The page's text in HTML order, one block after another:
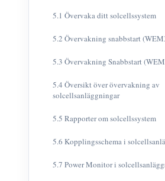
5.1 Övervaka ditt solcellssystem
5.2 Övervakning snabbstart
5.3 Övervakning Snabbstart
5.4 Översikt över övervakning av
solcellsanläggningar
5.5 Rapporter om solcellssystem
5.6 Kopplingsschema i
5.7 Power Monitor i